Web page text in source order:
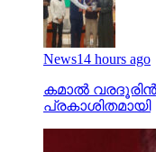
News14 hours ago
കമാൽ
പ്രകാശിതമായി